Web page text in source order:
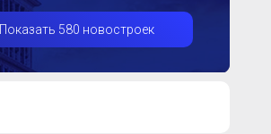
Показать 580 новостроек